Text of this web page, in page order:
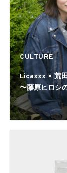
CULTURE
Licaxxx × 荒
〜藤原ヒロシ